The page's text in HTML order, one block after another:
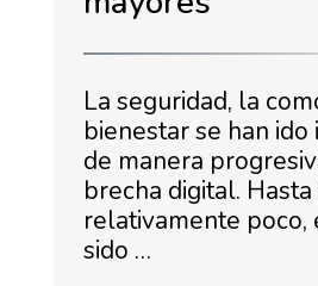
La seguridad, la
bienestar se han
de manera
brecha digital. Hasta
relativamente poco,
sido …